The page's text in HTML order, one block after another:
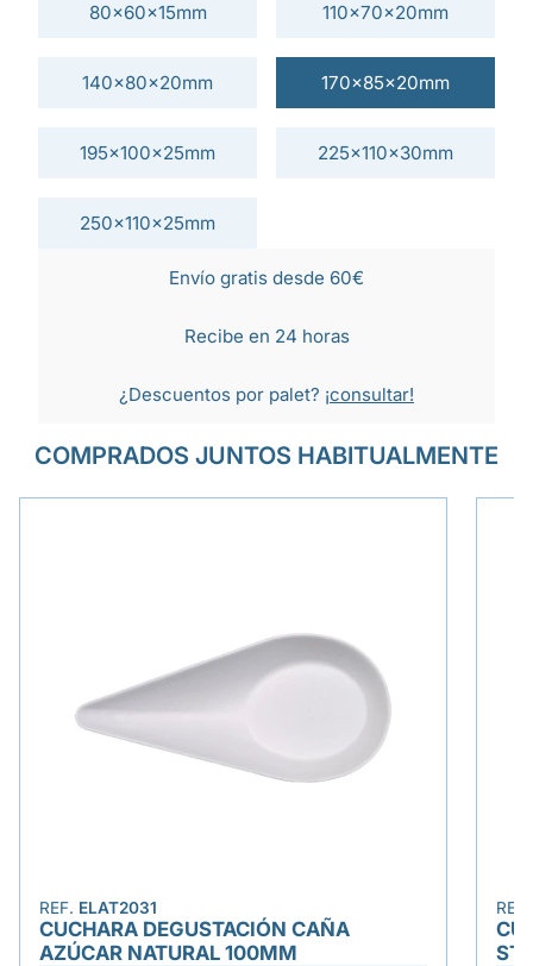
80x60x15mm 110x70x20mm
140x80x20mm 170x85x20mm
195x100x25mm 225x110x30mm
250x110x25mm
Envío gratis desde 60€
Recibe en 24 horas
¿Descuentos por palet? ¡consultar!
COMPRADOS JUNTOS HABITUALMENTE
REF. ELAT2031
CUCHARA DEGUSTACIÓN CAÑA
AZÚCAR NATURAL 100MM